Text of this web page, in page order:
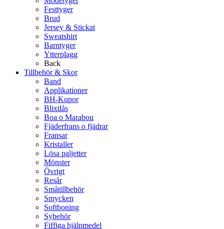
Festtyger
Brud
Jersey & Stickat
Sweatshirt
Barntyger
Ytterplagg
Back
Tillbehör & Skor
Band
Applikationer
BH-Kupor
Blixtlås
Boa o Marabou
Fjäderfrans o fjädrar
Fransar
Kristaller
Lösa paljetter
Mönster
Övrigt
Resår
Småtillbehör
Smycken
Softboning
Sybehör
Fiffiga hjälpmedel